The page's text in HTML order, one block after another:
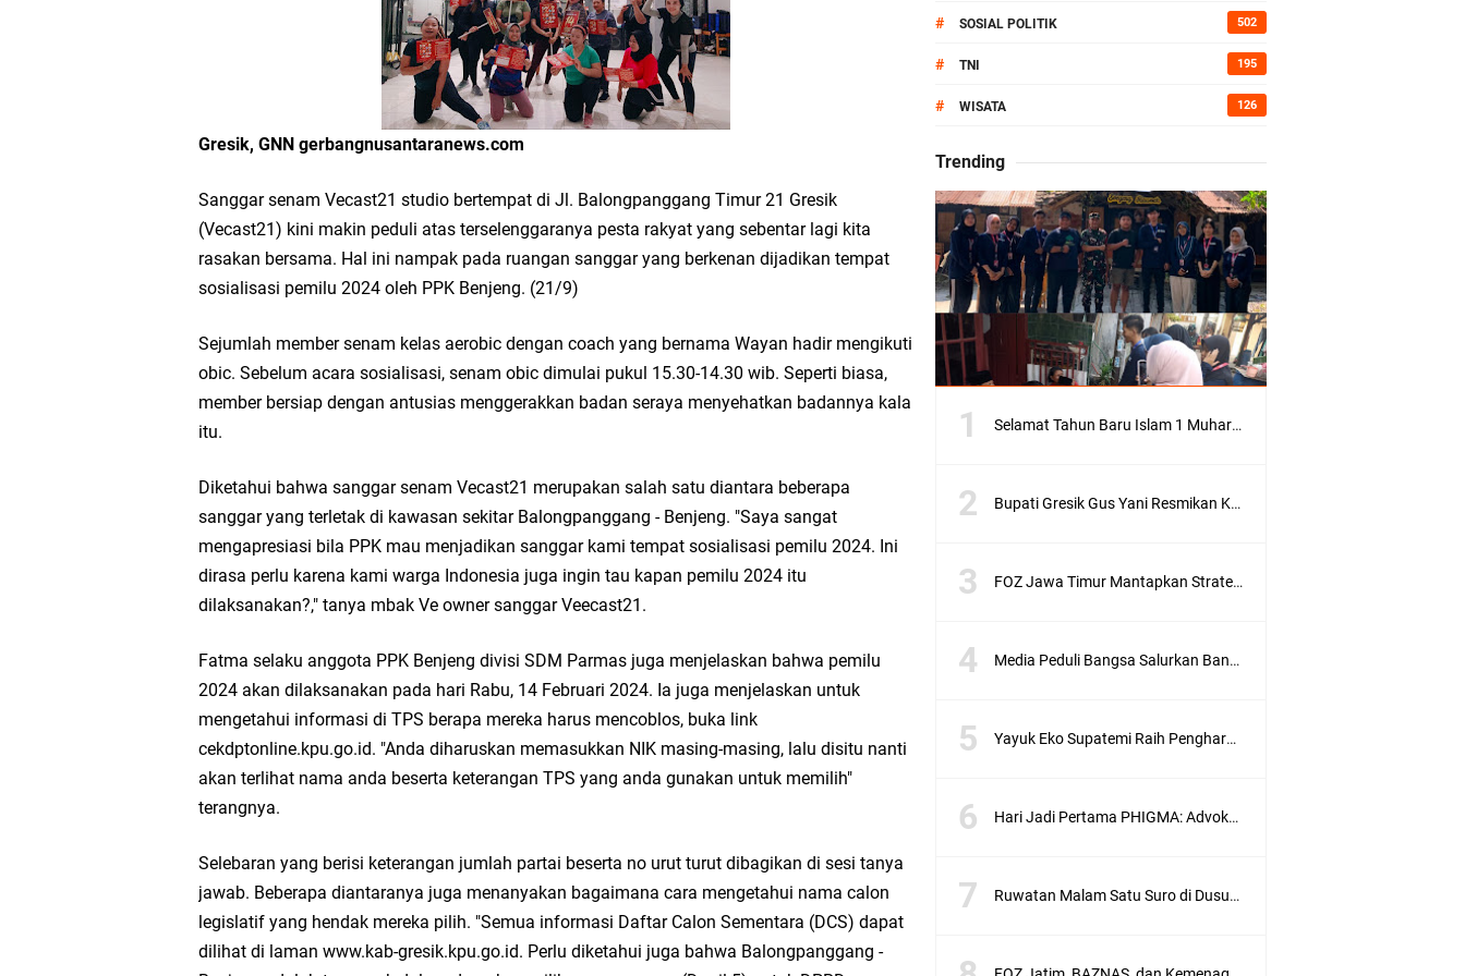
Tumpeng Nasi Krawu Pecahkan Rekor MURI, KWGe Angkat Kuliner Gresik ke Panggung Dunia
FOZ Jatim, BAZNAS, dan Kemenag Salurkan 22.456 Bingkisan Lebaran Yatim Serentak di Berbagai Daerah di
Bupati Gresik Gus Yani Resmikan Kantor Desa Sidoraharjo: Simbol Komitmen Pelayanan Publik dan Kepedulian
Sosial
Optik Merlin Donasikan Rp10,36 Juta, Perkuat Keberlanjutan Program JKNN
Ruwatan Malam Satu Suro di Dusun Kedungsekar Lor, Tradisi Luhur yang Terus Istiqomah
Wakil Ketua DPRD Gresik Mujid Riduan Sampaikan Doa dan Harapan di Tahun Baru Islam 1448 H
Selamat Tahun Baru Islam 1 Muharram 1448 H: Pesan Hijrah Drs. H. Husnul Aqib, M.M. untuk Negeri
Reses Anggota DPRD Jabar M. Rizky di Desa Cibitung Wetan: Serap Aspirasi Petani dan Warga
Hari Jadi Pertama PHIGMA: Advokat dan LBH Perkuat Soliditas di Jakarta
Nila Yani Apresiasi Launching Komunitas Gowes dan Pasar Ahad Jajanan Jadul di Ecopark Randuagung
Gresik, GNN gerbangnusantaranews.com
Sanggar senam Vecast21 studio bertempat di Jl. Balongpanggang Timur 21 Gresik
(Vecast21) kini makin peduli atas terselenggaranya pesta rakyat yang sebentar lagi kita
rasakan bersama. Hal ini nampak pada ruangan sanggar yang berkenan dijadikan tempat
sosialisasi pemilu 2024 oleh PPK Benjeng. (21/9)
Sejumlah member senam kelas aerobic dengan coach yang bernama Wayan hadir mengikuti
obic. Sebelum acara sosialisasi, senam obic dimulai pukul 15.30-14.30 wib. Seperti biasa,
member bersiap dengan antusias menggerakkan badan seraya menyehatkan badannya kala
itu.
Diketahui bahwa sanggar senam Vecast21 merupakan salah satu diantara beberapa
sanggar yang terletak di kawasan sekitar Balongpanggang - Benjeng. "Saya sangat
mengapresiasi bila PPK mau menjadikan sanggar kami tempat sosialisasi pemilu 2024. Ini
dirasa perlu karena kami warga Indonesia juga ingin tau kapan pemilu 2024 itu
dilaksanakan?," tanya mbak Ve owner sanggar Veecast21.
Fatma selaku anggota PPK Benjeng divisi SDM Parmas juga menjelaskan bahwa pemilu
2024 akan dilaksanakan pada hari Rabu, 14 Februari 2024. Ia juga menjelaskan untuk
mengetahui informasi di TPS berapa mereka harus mencoblos, buka link
cekdptonline.kpu.go.id. "Anda diharuskan memasukkan NIK masing-masing, lalu disitu nanti
akan terlihat nama anda beserta keterangan TPS yang anda gunakan untuk memilih"
terangnya.
Selebaran yang berisi keterangan jumlah partai beserta no urut turut dibagikan di sesi tanya
jawab. Beberapa diantaranya juga menanyakan bagaimana cara mengetahui nama calon
legislatif yang hendak mereka pilih. "Semua informasi Daftar Calon Sementara (DCS) dapat
dilihat di laman www.kab-gresik.kpu.go.id. Perlu diketahui juga bahwa Balongpanggang -
# SOSIAL POLITIK 502
# TNI 195
# WISATA 126
Trending
Selamat Tahun Baru Islam 1 Muharram 1448 H: Pesan Hijrah Drs. H. Husnul Aqib, M.M. untuk Negeri
Bupati Gresik Gus Yani Resmikan Kantor Desa Sidoraharjo: Simbol Komitmen Pelayanan Publik dan Kepedulian Sosial
FOZ Jawa Timur Mantapkan Strategi Semester II 2026, Fokus pada Penguatan SDM Amil dan Kolaborasi BerdampakNarasi
Media Peduli Bangsa Salurkan Bantuan Alat Bantu Jalan untuk Lansia
Yayuk Eko Supatemi Raih Penghargaan IGA Jatim, Inovasi Wayang Kulit untuk Anak Berkebutuhan Khusus
Hari Jadi Pertama PHIGMA: Advokat dan LBH Perkuat Soliditas di Jakarta
Ruwatan Malam Satu Suro di Dusun Kedungsekar Lor, Tradisi Luhur yang Terus Istiqomah